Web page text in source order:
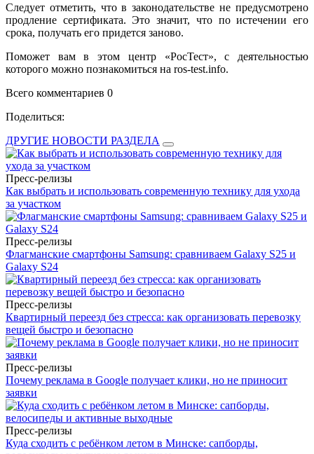
Следует отметить, что в законодательстве не предусмотрено
продление сертификата. Это значит, что по истечении его
срока, получать его придется заново.
Поможет вам в этом центр «РосТест», с деятельностью
которого можно познакомиться на ros-test.info.
Всего комментариев 0
Поделиться:
ДРУГИЕ НОВОСТИ РАЗДЕЛА
Пресс-релизы
Как выбрать и использовать современную технику для ухода
за участком
Пресс-релизы
Флагманские смартфоны Samsung: сравниваем Galaxy S25 и
Galaxy S24
Пресс-релизы
Квартирный переезд без стресса: как организовать перевозку
вещей быстро и безопасно
Пресс-релизы
Почему реклама в Google получает клики, но не приносит
заявки
Пресс-релизы
Куда сходить с ребёнком летом в Минске: сапборды,